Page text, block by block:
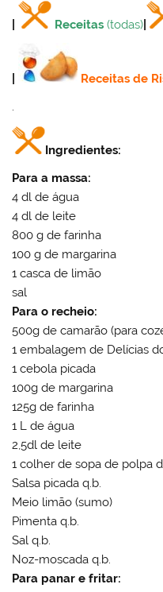
Receitas (todas)
Receitas de
.
Ingredientes:
Para a massa:
4 dl de água
4 dl de leite
800 g de farinha
100 g de margarina
1 casca de limão
sal
Para o recheio:
500g de camarão (para
1 embalagem de Delícias
1 cebola picada
100g de margarina
125g de farinha
1 L de água
2,5dl de leite
1 colher de sopa de polpa
Salsa picada q.b.
Meio limão (sumo)
Pimenta q.b.
Sal q.b.
Noz-moscada q.b.
Para panar e fritar: